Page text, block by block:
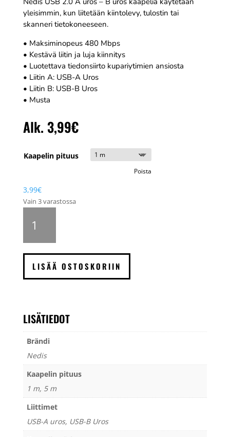
yleisimmin, kun liitetään kiintolevy, tulostin tai
skanneri tietokoneeseen.
• Maksiminopeus 480 Mbps
• Kestävä liitin ja luja kiinnitys
• Luotettava tiedonsiirto kupariytimien ansiosta
• Liitin A: USB-A Uros
• Liitin B: USB-B Uros
• Musta
Alk. 3,99€
Kaapelin pituus
Poista
3,99€
Vain 3 varastossa
USB
määrä
LISÄÄ OSTOSKORIIN
LISÄTIEDOT
Brändi
Nedis
Kaapelin pituus
1 m, 5 m
Liittimet
USB-A uros, USB-B Uros